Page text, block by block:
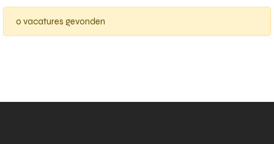
0 vacatures gevonden